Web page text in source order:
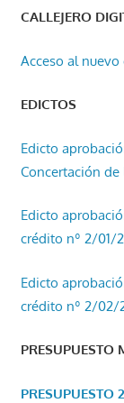
CALLEJERO
Acceso al
EDICTOS
Edicto
Concertación
Edicto
crédito nº 2/01/
Edicto
crédito nº 2/02/
PRESUPUESTO
PRESUPUESTO